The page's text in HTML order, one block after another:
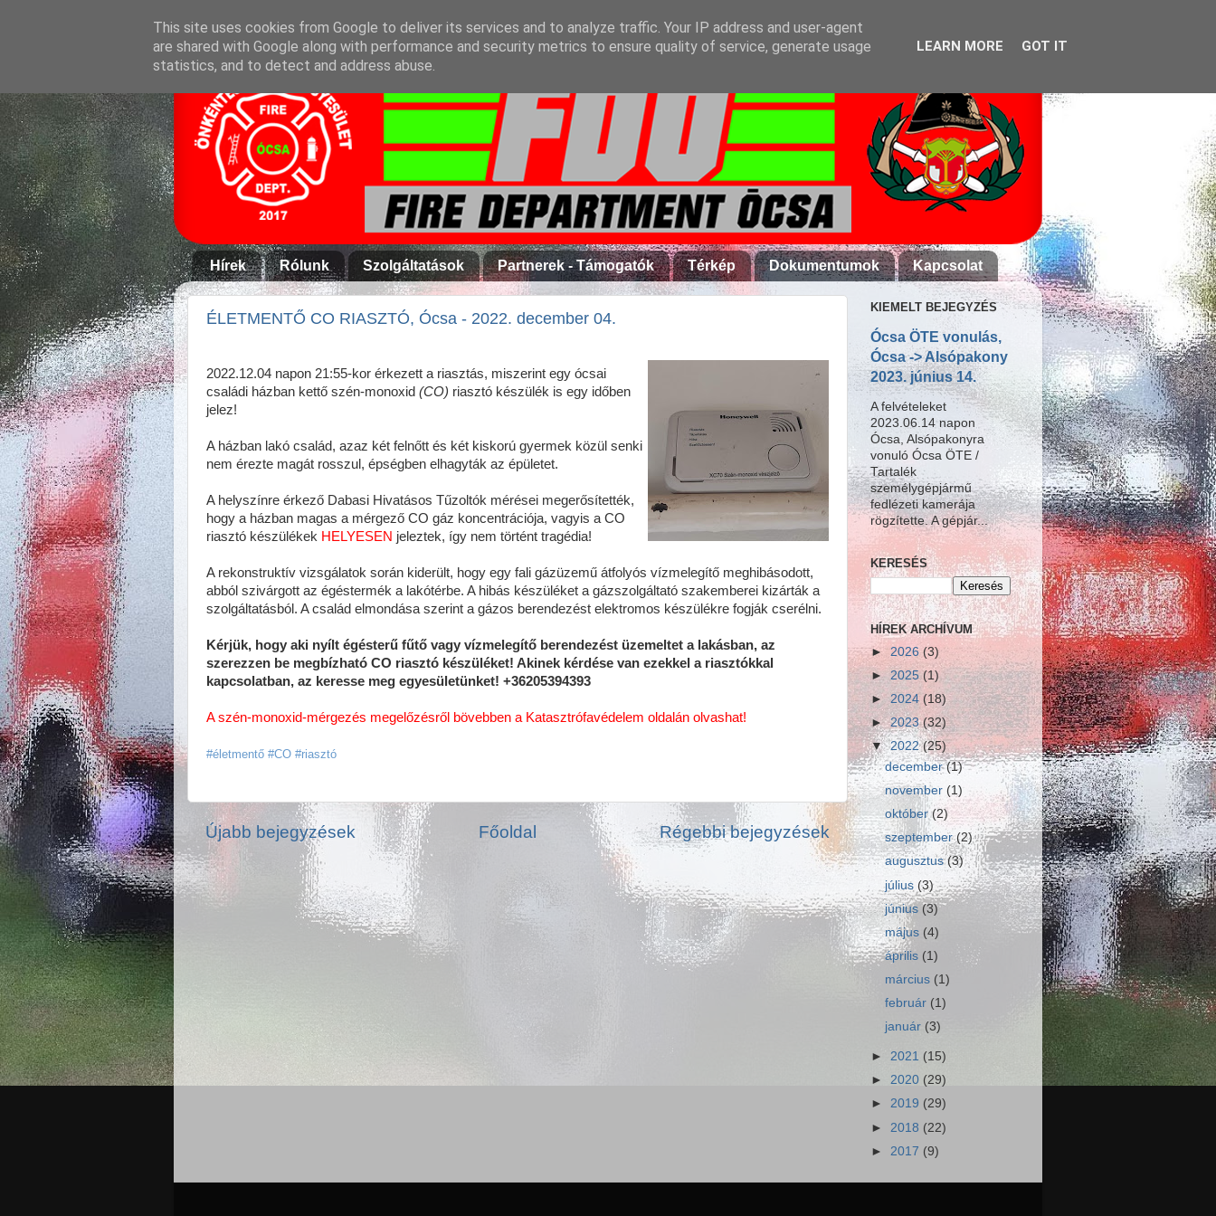
Hírek Rólunk Szolgáltatások Partnerek - Támogatók Térkép Dokumentumok Kapcsolat
ÉLETMENTŐ CO RIASZTÓ, Ócsa - 2022. december 04.
2022.12.04 napon 21:55-kor érkezett a riasztás, miszerint egy ócsai
családi házban kettő szén-monoxid (CO) riasztó készülék is egy időben
jelez!
A házban lakó család, azaz két felnőtt és két kiskorú gyermek közül senki
nem érezte magát rosszul, épségben elhagyták az épületet.
A helyszínre érkező Dabasi Hivatásos Tűzoltók mérései megerősítették,
hogy a házban magas a mérgező CO gáz koncentrációja, vagyis a CO
riasztó készülékek HELYESEN jeleztek, így nem történt tragédia!
A rekonstruktív vizsgálatok során kiderült, hogy egy fali gázüzemű átfolyós vízmelegítő meghibásodott,
abból szivárgott az égéstermék a lakótérbe. A hibás készüléket a gázszolgáltató szakemberei kizárták a
szolgáltatásból. A család elmondása szerint a gázos berendezést elektromos készülékre fogják cserélni.
Kérjük, hogy aki nyílt égésterű fűtő vagy vízmelegítő berendezést üzemeltet a lakásban, az
szerezzen be megbízható CO riasztó készüléket! Akinek kérdése van ezekkel a riasztókkal
kapcsolatban, az keresse meg egyesületünket! +36205394393
A szén-monoxid-mérgezés megelőzésről bövebben a Katasztrófavédelem oldalán olvashat!
#életmentő #CO #riasztó
Újabb bejegyzések Régebbi bejegyzések
Főoldal
KIEMELT BEJEGYZÉS
Ócsa ÖTE vonulás,
Ócsa -> Alsópakony
2023. június 14.
A felvételeket
2023.06.14 napon
Ócsa, Alsópakonyra
vonuló Ócsa ÖTE /
Tartalék
személygépjármű
fedlézeti kamerája
rögzítette. A gépjár...
KERESÉS
HÍREK ARCHÍVUM
► 2026 (3)
► 2025 (1)
►2024 (18)
►2023(32)
▼2022(25)
december(1)
november(1)
október(2)
szeptember(2)
augusztus(3)
július(3)
június (3)
május (4)
április (1)
március (1)
február (1)
január (3)
► 2021 (15)
► 2020 (29)
► 2019 (29)
► 2018 (22)
► 2017 (9)
This site uses cookies from Google to deliver its services and to analyze traffic. Your IP address and user-agent
are shared with Google along with performance and security metrics to ensure quality of service, generate usage
statistics, and to detect and address abuse.
LEARN MORE GOT IT